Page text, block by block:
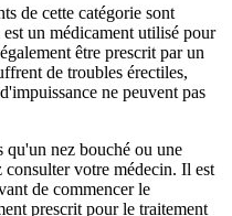
de cette catégorie sont
un médicament utilisé pour
être prescrit par un
de troubles érectiles,
ne peuvent pas
qu'un nez bouché ou une
consulter votre médecin. Il est
de commencer le
prescrit pour le traitement